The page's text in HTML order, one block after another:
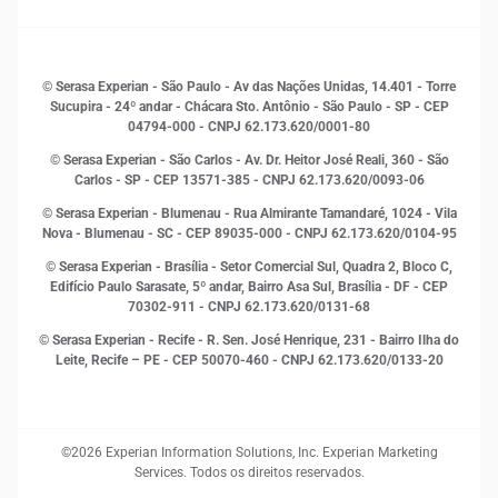
Inovação e Tecnologia
Leis e impostos
Marketing
Open Finance
Proteção de Dados
Sustentabilidade Corporativa
© Serasa Experian - São Paulo - Av das Nações Unidas, 14.401 - Torre
Sucupira - 24º andar - Chácara Sto. Antônio - São Paulo - SP - CEP
04794-000 - CNPJ 62.173.620/0001-80
© Serasa Experian - São Carlos - Av. Dr. Heitor José Reali, 360 - São
Carlos - SP - CEP 13571-385 - CNPJ 62.173.620/0093-06
© Serasa Experian - Blumenau - Rua Almirante Tamandaré, 1024 - Vila
Nova - Blumenau - SC - CEP 89035-000 - CNPJ 62.173.620/0104-95
© Serasa Experian - Brasília - Setor Comercial Sul, Quadra 2, Bloco C,
Edifício Paulo Sarasate, 5º andar, Bairro Asa Sul, Brasília - DF - CEP
70302-911 - CNPJ 62.173.620/0131-68
© Serasa Experian - Recife - R. Sen. José Henrique, 231 - Bairro Ilha do
Leite, Recife – PE - CEP 50070-460 - CNPJ 62.173.620/0133-20
©2026 Experian Information Solutions, Inc. Experian Marketing
Services. Todos os direitos reservados.